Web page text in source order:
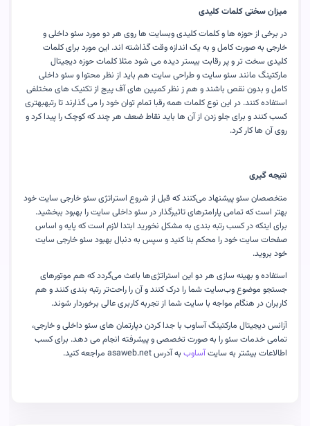
میزان سختی کلمات کلیدی
در برخی از حوزه ها و کلمات کلیدی وبسایت ها روی هر دو مورد سئو داخلی و
خارجی به صورت کامل و به یک اندازه وقت گذاشته اند. این مورد برای کلمات
کلیدی سخت تر و پر رقابت بیستر دیده می شود مثلا کلمات حوزه دیجیتال
مارکتینگ مانند سئو سایت و طراحی سایت هم باید از نظر محتوا و سئو داخلی
کامل و بدون نقص باشند و هم ز نظر کمپین های آف پیج از تکنیک های مختلفی
استفاده کنند. در این نوع کلمات همه رقبا تمام توان خود را می گذارند تا رتبهبهتری
کسب کنند و برای جلو زدن از آن ها باید نقاط ضعف هر چند که کوچک را پیدا کرد و
روی آن ها کار کرد.
نتیجه گیری
متخصصان سئو پیشنهاد می‌کنند که قبل از شروع استراتژی سئو خارجی سایت خود
بهتر است که تمامی پارامترهای تاثیرگذار در سئو داخلی سایت را بهبود ببخشید.
برای اینکه در کسب رتبه بندی به مشکل نخورید ابتدا لازم است که پایه و اساس
صفحات سایت خود را محکم بنا کنید و سپس به دنبال بهبود سئو خارجی سایت
خود بروید.
استفاده و بهینه سازی هر دو این استراتژی‌ها باعث می‌گردد که هم موتورهای
جستجو موضوع وب‌سایت شما را درک کنند و آن را راحت‌تر رتبه بندی کنند و هم
کاربران در هنگام مواجه با سایت شما از تجربه کاربری عالی برخوردار شوند.
آزانس دیجیتال مارکتینگ آساوب با جدا کردن دپارتمان های سئو داخلی و خارجی،
تمامی خدمات سئو را به صورت تخصصی و پیشرفته انجام می دهد. برای کسب
اطالاعات بیشتر به سایتآساوب به آدرس مراجعه کنید.